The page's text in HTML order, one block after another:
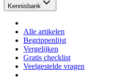
Kennisbank
Alle artikelen
Begrippenlijst
Vergelijken
Gratis checklist
Veelgestelde vragen